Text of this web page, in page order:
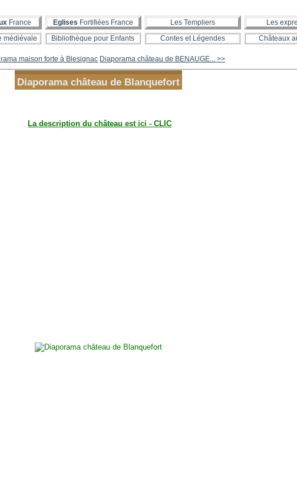
France Eglises Fortifiées France Les Templiers
Les
médiévale Bibliothèque pour Enfants Contes et Légendes Châteaux
maison forte à Blesignac Diaporama château de BENAUGE... >>
Diaporama château de Blanquefort
La description du château est ici - CLIC